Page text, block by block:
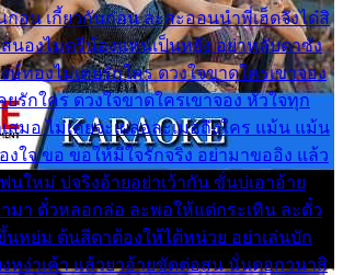
ก่อน เกี้ยวกันก่อน ละสะออนนำพี่เฮ็ดจังได๋สิ
นองไมตรีน้องแหน่เป็นหยัง อย่าหลับตาซัง
ษ์ทองไม่เคยรักใคร ดวงใจขาดใครเขาจอง
ยรักใคร ดวงใจขาดใครเขาจอง หัวใจทุก
สมอ ไม่เคยจะเผลอละเมอถึงใคร แม้น แม้น
งใจ ขอ ขอให้มีใจรักจริง อย่ามาขออิง แล้ว
นใหม่ บ่จริงอ้ายอย่าเว้ากัน ขั่นบ่เอาอ้าย
มา ตั๋วหลอกล่อ ละพอให้แต่กระเทิน ละตั๋ว
นหย่ม ต้นสีดาต้องให้ได้หน่วย อย่าเล่นบัก
หง่าเค้า แล้วยาอ้ายขัดต่อสน นั่นดอกวนาสิ